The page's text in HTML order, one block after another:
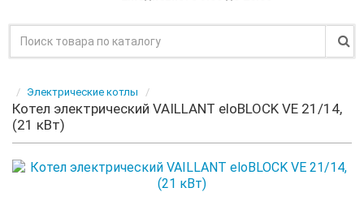
Электрические котлы
Котел электрический VAILLANT eloBLOCK VE 21/14,
(21 кВт)